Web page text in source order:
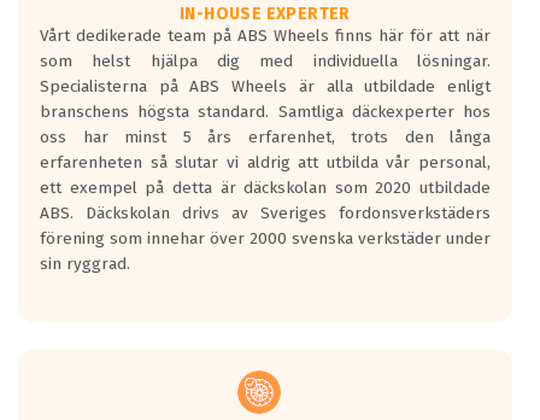
Våtgrepp egenskaper:
Betygsskalan är satt A till F. Där A påvisar
den kortaste bromssträckan och F är den
längsta.
Inga D eller G betyg delas ut för
personbilar och lätta lastbilar.
Betyget sätts efter ett test där däcken
skall bromsa in på en väg där det ligger
0.5-1.5 mm vatten.
I 80km/h kommer skillnaden på
Vid körning i över 50km/h brukar
IN-HOUSE EXPERTER
Vårt dedikerade team på ABS Wheels finns här för att när
som helst hjälpa dig med individuella lösningar.
Specialisterna på ABS Wheels är alla utbildade enligt
branschens högsta standard. Samtliga däckexperter hos
oss har minst 5 års erfarenhet, trots den långa
erfarenheten så slutar vi aldrig att utbilda vår personal,
ett exempel på detta är däckskolan som 2020 utbildade
ABS. Däckskolan drivs av Sveriges fordonsverkstäders
förening som innehar över 2000 svenska verkstäder under
sin ryggrad.